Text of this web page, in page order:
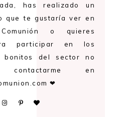
has realizado un
que te gustaría ver en
o quieres
participar en los
bonitos del sector no
en
❤